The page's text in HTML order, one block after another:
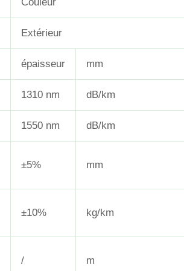
Extérieur
épaisseur mm
1310 nm dB/km
1550 nm dB/km
±5% mm
±10% kg/km
/ m